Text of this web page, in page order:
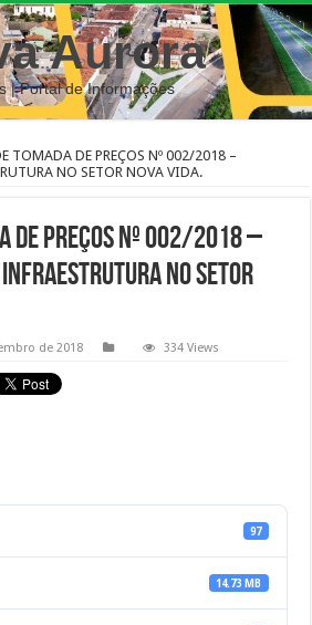
Aurora
| Portal de Informações
TOMADA DE PREÇOS Nº 002/2018 –
NO SETOR NOVA VIDA.
DE PREÇOS Nº 002/2018 –
NO SETOR
de 2018 334 Views
97
14.73 MB